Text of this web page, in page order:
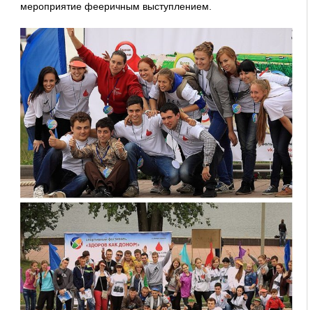
мероприятие фееричным выступлением.